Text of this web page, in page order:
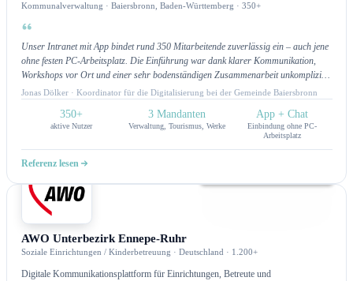
Kommunalverwaltung · Baiersbronn, Baden-Württemberg · 350+
Unser Intranet mit App bindet rund 350 Mitarbeitende zuverlässig ein – auch jene
ohne festen PC-Arbeitsplatz. Die Einführung war dank klarer Kommunikation,
Workshops vor Ort und einer sehr bodenständigen Zusammenarbeit unkompliziert
und schnell. Wir sind sehr zufrieden einen solchen Partner für unser Vorhaben
gefunden zu haben.
Jonas Dölker · Koordinator für die Digitalisierung bei der Gemeinde Baiersbronn
350+
aktive Nutzer
3 Mandanten
Verwaltung, Tourismus, Werke
App + Chat
Einbindung ohne PC-
Arbeitsplatz
Referenz lesen
Infopoint
AWO Unterbezirk Ennepe-Ruhr
Soziale Einrichtungen / Kinderbetreuung · Deutschland · 1.200+
Digitale Kommunikationsplattform für Einrichtungen, Betreute und